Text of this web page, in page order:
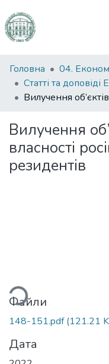
Фонди
та
зібрання
Статистика
Головна
Статті та доповіді
Вилучення
власності
резидентів
Файли
148-151.pdf(121.21
Дата